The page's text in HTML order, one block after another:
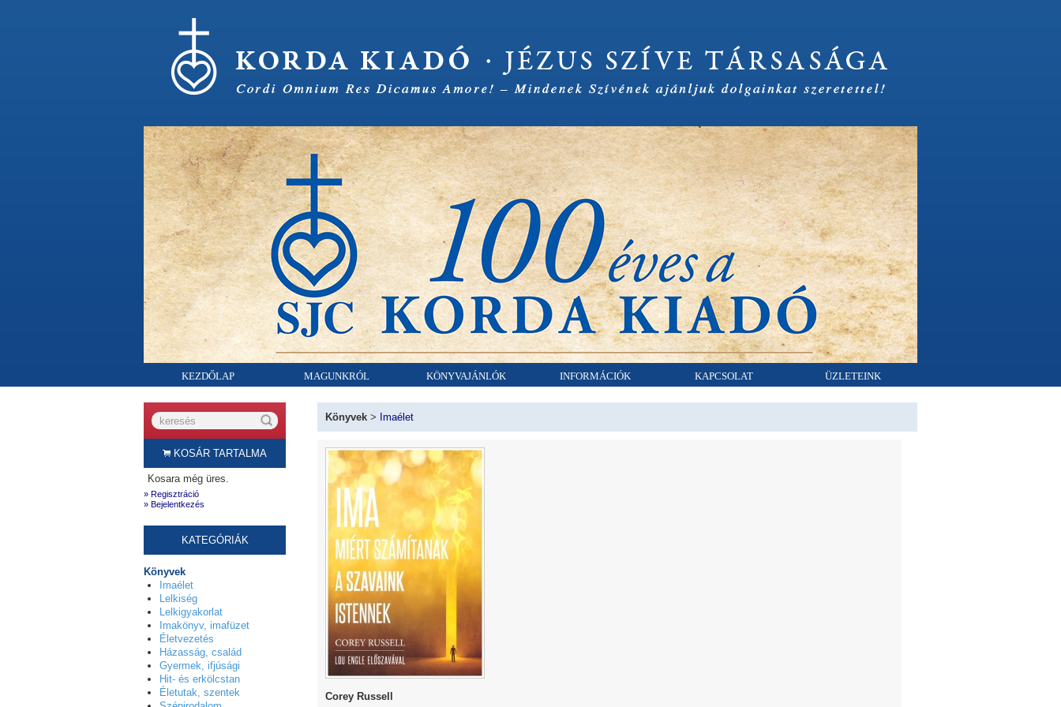
KEZDŐLAP MAGUNKRÓL KÖNYVAJÁNLÓK INFORMÁCIÓK KAPCSOLAT ÜZLETEINK
KOSÁR TARTALMA
Kosara még üres.
» Regisztráció
» Bejelentkezés
KATEGÓRIÁK
Könyvek
Imaélet
Lelkiség
Lelkigyakorlat
Imakönyv, imafüzet
Életvezetés
Házasság, család
Gyermek, ifjúsági
Hit- és erkölcstan
Életutak, szentek
Könyvek > Imaélet
Corey Russell